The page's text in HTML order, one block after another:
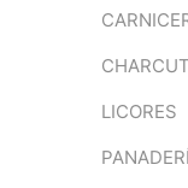
LICORES